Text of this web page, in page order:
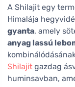
A Shilajit egy
Himalája
gyanta, amely
anyag lassú
Shilajit gazdag
huminsavban,